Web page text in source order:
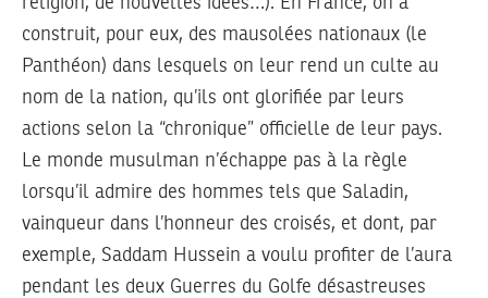
construit, pour eux, des mausolées nationaux (le
Panthéon) dans lesquels on leur rend un culte au
nom de la nation, qu’ils ont glorifiée par leurs
actions selon la “chronique” officielle de leur pays.
Le monde musulman n’échappe pas à la règle
lorsqu’il admire des hommes tels que Saladin,
vainqueur dans l’honneur des croisés, et dont, par
exemple, Saddam Hussein a voulu profiter de l’aura
pendant les deux Guerres du Golfe désastreuses